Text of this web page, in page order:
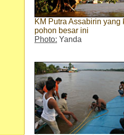
KM Putra Assabirin
pohon besar ini
Photo: Yanda